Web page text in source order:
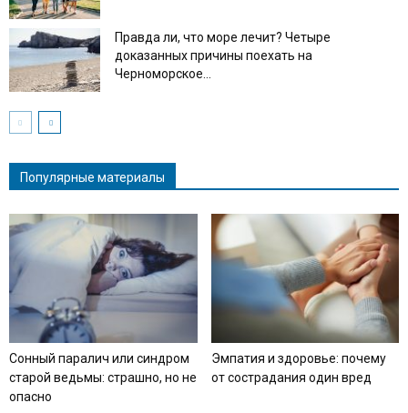
Правда ли, что море лечит? Четыре
доказанных причины поехать на
Черноморское...
Популярные материалы
Сонный паралич или синдром
старой ведьмы: страшно, но не
опасно
Эмпатия и здоровье: почему
от сострадания один вред